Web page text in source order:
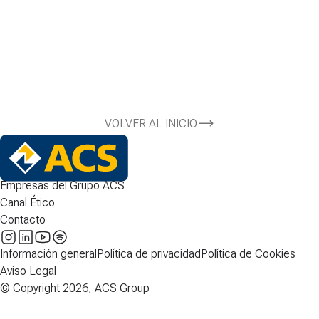
VOLVER AL INICIO
Empresas del Grupo ACS
Canal Ético
Contacto
Información general Política de privacidadPolítica de Cookies
Aviso Legal
© Copyright 2026, ACS Group